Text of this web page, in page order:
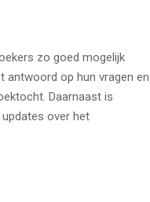
zo goed mogelijk
antwoord op hun vragen en
Daarnaast is
over het